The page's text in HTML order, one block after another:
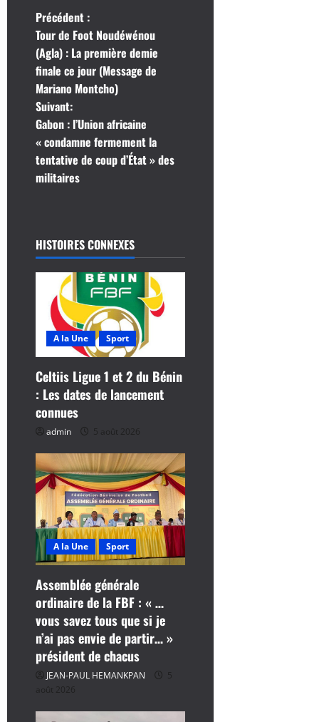
N
a
v
i
g
a
i
o
’
a
r
t
i
c
l
e
Précédent :
Tour de Foot Noudéwénou
(Agla) : La première demie
finale ce jour (Message de
Mariano Montcho)
Suivant:
Gabon : l’Union africaine
« condamne fermement la
tentative de coup d’État » des
militaires
HISTOIRES CONNEXES
A la Une Sport
Celtiis Ligue 1 et 2 du Bénin
: Les dates de lancement
connues
admin 5 août 2026
A la Une Sport
Assemblée générale
ordinaire de la FBF : « …
vous savez tous que si je
n’ai pas envie de partir… »
président de chacus
JEAN-PAUL HEMANKPAN
5
août 2026